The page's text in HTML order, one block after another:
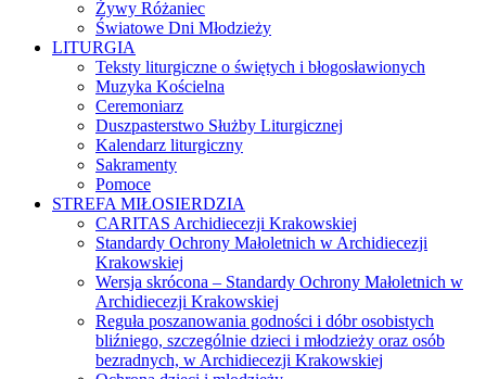
Żywy Różaniec
Światowe Dni Młodzieży
LITURGIA
Teksty liturgiczne o świętych i błogosławionych
Muzyka Kościelna
Ceremoniarz
Duszpasterstwo Służby Liturgicznej
Kalendarz liturgiczny
Sakramenty
Pomoce
STREFA MIŁOSIERDZIA
CARITAS Archidiecezji Krakowskiej
Standardy Ochrony Małoletnich w Archidiecezji
Krakowskiej
Wersja skrócona – Standardy Ochrony Małoletnich w
Archidiecezji Krakowskiej
Reguła poszanowania godności i dóbr osobistych
bliźniego, szczególnie dzieci i młodzieży oraz osób
bezradnych, w Archidiecezji Krakowskiej